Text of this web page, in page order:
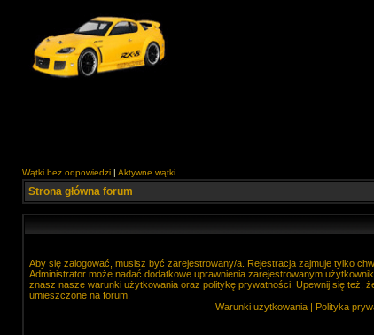
Wątki bez odpowiedzi | Aktywne wątki
Strona główna forum
Aby się zalogować, musisz być zarejestrowany/a. Rejestracja zajmuje tylko
Administrator może nadać dodatkowe uprawnienia zarejestrowanym
znasz nasze warunki użytkowania oraz politykę prywatności. Upewnij się też,
umieszczone na forum.
Warunki użytkowania | Polityka